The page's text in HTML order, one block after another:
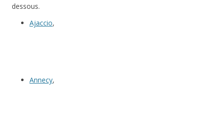
dessous.
Ajaccio,
Annecy,